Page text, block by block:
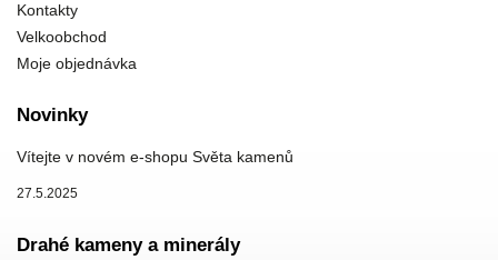
Kontakty
Velkoobchod
Moje objednávka
Novinky
Vítejte v novém e-shopu Světa kamenů
27.5.2025
Drahé kameny a minerály